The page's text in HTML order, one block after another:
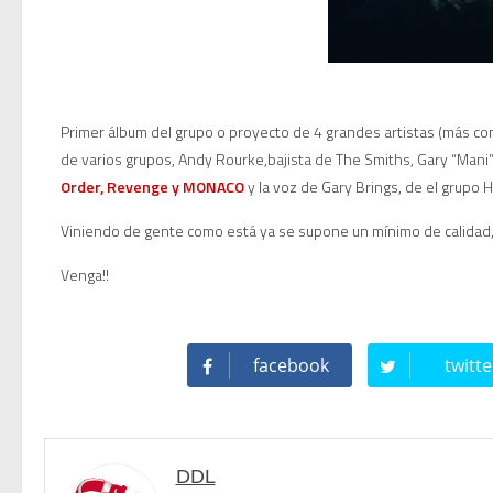
 Descubriendo Blender:
Magix Vegas Pro 23 está
Mi tercer año poniendo
Primer álbum del grupo o proyecto de 4 grandes artistas (más
de varios grupos, Andy Rourke,bajista deThe Smiths, Gary
Order, Revenge y MONACOy la voz de Gary Brings, de el grupo
Viniendo de gente como está ya se supone un mínimo de
Venga!!
facebook
DDL